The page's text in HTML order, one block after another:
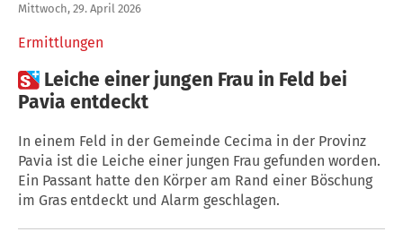
Ermittlungen
Mittwoch, 29. April 2026
 Leiche einer jungen Frau in Feld bei
Pavia entdeckt
In einem Feld in der Gemeinde Cecima in der Provinz
Pavia ist die Leiche einer jungen Frau gefunden worden.
Ein Passant hatte den Körper am Rand einer Böschung
im Gras entdeckt und Alarm geschlagen.